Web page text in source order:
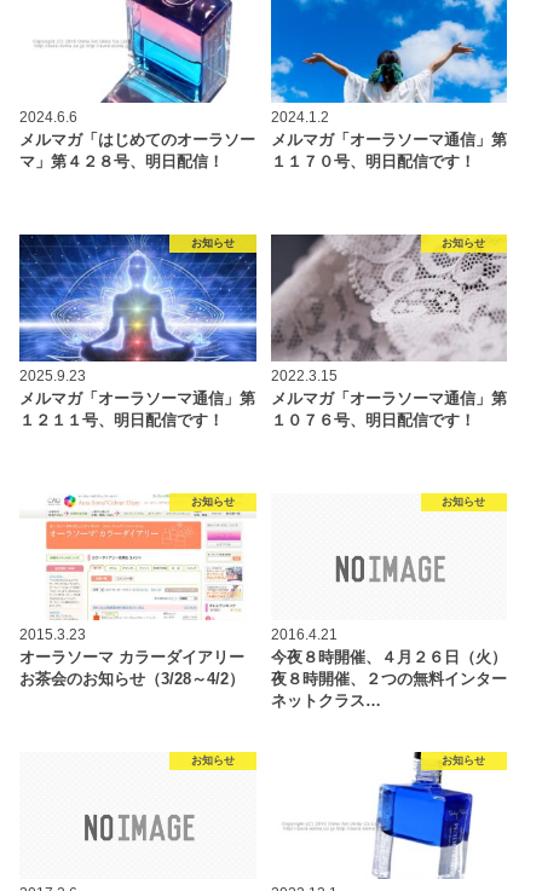
2024.6.6
メルマガ「はじめてのオーラソー
マ」第４２８号、明日配信！
2024.1.2
メルマガ「オーラソーマ通信」第
１１７０号、明日配信です！
お知らせ
2025.9.23
メルマガ「オーラソーマ通信」第
１２１１号、明日配信です！
お知らせ
2022.3.15
メルマガ「オーラソーマ通信」第
１０７６号、明日配信です！
お知らせ
2015.3.23
オーラソーマ カラーダイアリー
お茶会のお知らせ（3/28～4/2）
お知らせ
2016.4.21
今夜８時開催、４月２６日（火）
夜８時開催、２つの無料インター
ネットクラス…
お知らせ お知らせ